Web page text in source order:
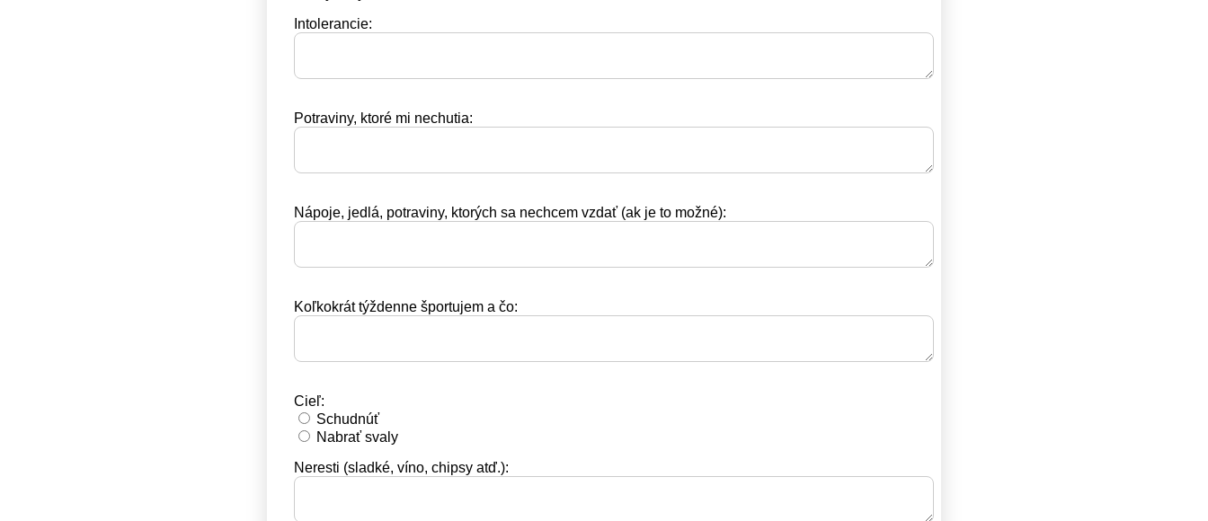
Intolerancie:
Potraviny, ktoré mi nechutia:
Nápoje, jedlá, potraviny, ktorých sa nechcem vzdať (ak je to možné):
Koľkokrát týždenne športujem a čo:
Cieľ:
Schudnúť
Nabrať svaly
Neresti (sladké, víno, chipsy atď.):